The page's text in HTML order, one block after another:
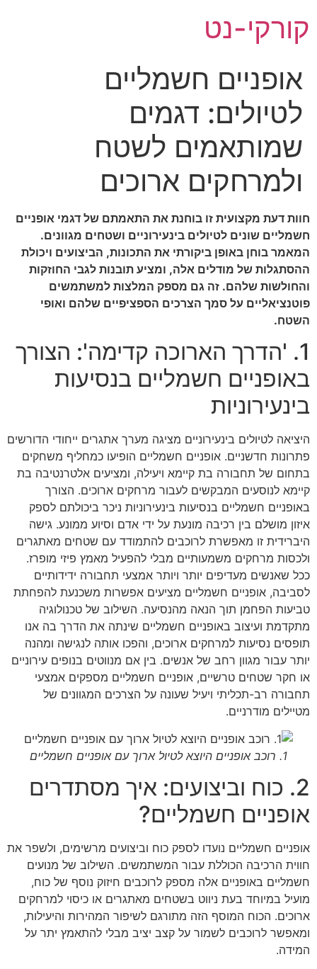
לתוכן
קורקי-נט
אופניים חשמליים
לטיולים: דגמים
שמותאמים לשטח
ולמרחקים ארוכים
חוות דעת מקצועית זו בוחנת את התאמתם של דגמי אופניים
חשמליים שונים לטיולים בינעירוניים ושטחים מגוונים.
המאמר בוחן באופן ביקורתי את התכונות, הביצועים ויכולת
ההסתגלות של מודלים אלה, ומציע תובנות לגבי החוזקות
והחולשות שלהם. זה גם מספק המלצות למשתמשים
פוטנציאליים על סמך הצרכים הספציפיים שלהם ואופי
השטח.
1. 'הדרך הארוכה קדימה': הצורך
באופניים חשמליים בנסיעות
בינעירוניות
היציאה לטיולים בינעירוניים מציגה מערך אתגרים ייחודי הדורשים
פתרונות חדשניים. אופניים חשמליים הופיעו כמחליף משחקים
בתחום של תחבורה בת קיימא ויעילה, ומציעים אלטרנטיבה בת
קיימא לנוסעים המבקשים לעבור מרחקים ארוכים. הצורך
באופניים חשמליים בנסיעות בינעירוניות ניכר ביכולתם לספק
איזון מושלם בין רכיבה מונעת על ידי אדם וסיוע ממונע. גישה
היברידית זו מאפשרת לרוכבים להתמודד עם שטחים מאתגרים
ולכסות מרחקים משמעותיים מבלי להפעיל מאמץ פיזי מופרז.
ככל שאנשים מעדיפים יותר ויותר אמצעי תחבורה ידידותיים
לסביבה, אופניים חשמליים מציעים אפשרות משכנעת להפחתת
טביעות הפחמן תוך הנאה מהנסיעה. השילוב של טכנולוגיה
מתקדמת ועיצוב באופניים חשמליים שינתה את הדרך בה אנו
תופסים נסיעות למרחקים ארוכים, והפכו אותה לנגישה ומהנה
יותר עבור מגוון רחב של אנשים. בין אם מנווטים בנופים עירוניים
או חקר שטחים טרשיים, אופניים חשמליים מספקים אמצעי
תחבורה רב-תכליתי ויעיל שעונה על הצרכים המגוונים של
מטיילים מודרניים.
1. רוכב אופניים היוצא לטיול ארוך עם אופניים חשמליים
2. כוח וביצועים: איך מסתדרים
אופניים חשמליים?
אופניים חשמליים נועדו לספק כוח וביצועים מרשימים, ולשפר את
חווית הרכיבה הכוללת עבור המשתמשים. השילוב של מנועים
חשמליים באופניים אלה מספק לרוכבים חיזוק נוסף של כוח,
מועיל במיוחד בעת ניווט בשטחים מאתגרים או כיסוי למרחקים
ארוכים. הכוח המוסף הזה מתורגם לשיפור המהירות והיעילות,
ומאפשר לרוכבים לשמור על קצב יציב מבלי להתאמץ יתר על
המידה.